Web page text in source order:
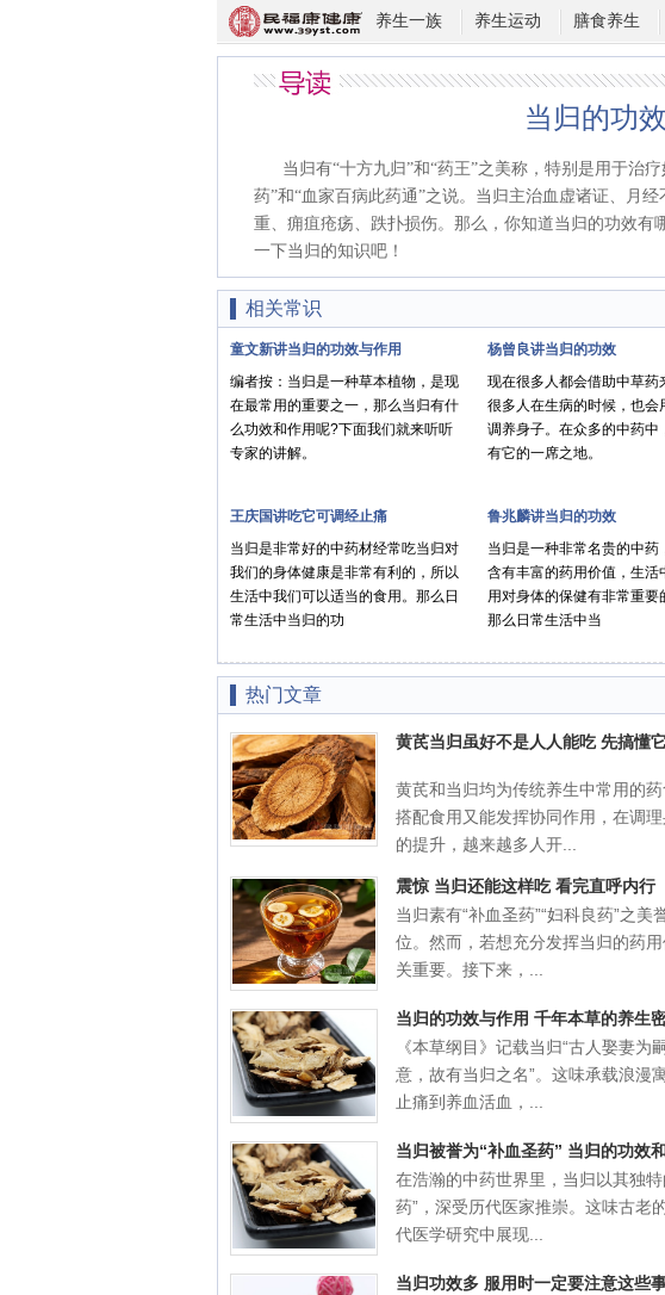
养生一族 养生运动 膳食养生
当归的功效
当归有“十方九归”和“药王”之美称，特别是用于治
药”和“血家百病此药通”之说。当归主治血虚诸证、月
重、痈疽疮疡、跌扑损伤。那么，你知道当归的功效有
一下当归的知识吧！
相关常识
童文新讲当归的功效与作用
编者按：当归是一种草本植物，是现
在最常用的重要之一，那么当归有什
么功效和作用呢?下面我们就来听听
专家的讲解。
杨曾良讲当归的功效
现在很多人都会借助中草药
很多人在生病的时候，也会
调养身子。在众多的中药中
有它的一席之地。
王庆国讲吃它可调经止痛
当归是非常好的中药材经常吃当归对
我们的身体健康是非常有利的，所以
生活中我们可以适当的食用。那么日
常生活中当归的功
鲁兆麟讲当归的功效
当归是一种非常名贵的中药
含有丰富的药用价值，生活
用对身体的保健有非常重要
那么日常生活中当
热门文章
黄芪当归虽好不是人人能吃 先搞懂
黄芪和当归均为传统养生中常用的
搭配食用又能发挥协同作用，在调
的提升，越来越多人开...
震惊 当归还能这样吃 看完直呼内行
当归素有“补血圣药”“妇科良药”之
位。然而，若想充分发挥当归的药
关重要。接下来，...
当归的功效与作用 千年本草的养生
《本草纲目》记载当归“古人娶妻
意，故有当归之名”。这味承载浪漫
止痛到养血活血，...
当归被誉为“补血圣药” 当归的功效
在浩瀚的中药世界里，当归以其独
药”，深受历代医家推崇。这味古老
代医学研究中展现...
当归功效多 服用时一定要注意这些